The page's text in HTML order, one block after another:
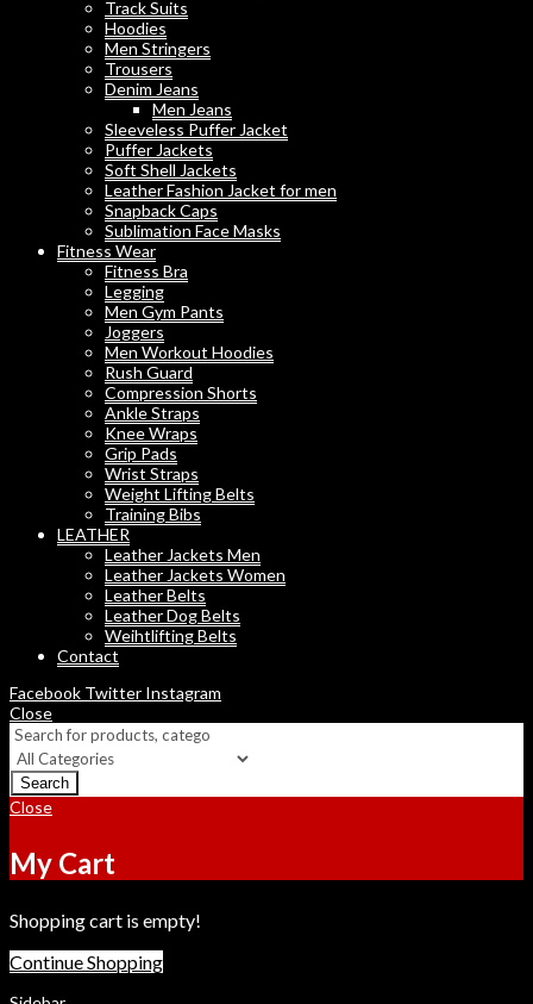
Track Suits
Hoodies
Men Stringers
Trousers
Denim Jeans
Men Jeans
Sleeveless Puffer Jacket
Puffer Jackets
Soft Shell Jackets
Leather Fashion Jacket for men
Snapback Caps
Sublimation Face Masks
Fitness Wear
Fitness Bra
Legging
Men Gym Pants
Joggers
Men Workout Hoodies
Rush Guard
Compression Shorts
Ankle Straps
Knee Wraps
Grip Pads
Wrist Straps
Weight Lifting Belts
Training Bibs
LEATHER
Leather Jackets Men
Leather Jackets Women
Leather Belts
Leather Dog Belts
Weihtlifting Belts
Contact
Facebook Twitter Instagram
Close
Search
Close
My Cart
Shopping cart is empty!
Continue Shopping